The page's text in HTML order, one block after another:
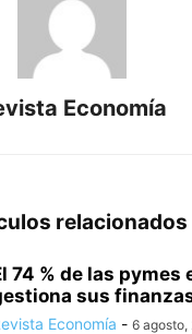
Economía
relacionados
74 % de las pymes
sus
Economía - 6 agosto,